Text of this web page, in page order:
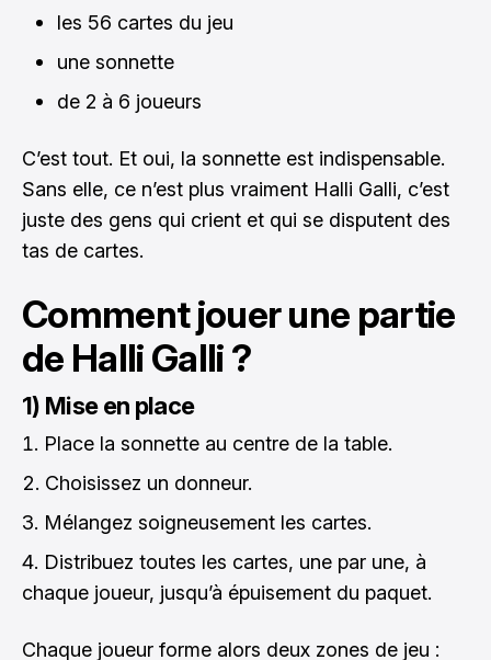
les 56 cartes du jeu
une sonnette
de 2 à 6 joueurs
C’est tout. Et oui, la sonnette est indispensable.
Sans elle, ce n’est plus vraiment Halli Galli, c’est
juste des gens qui crient et qui se disputent des
tas de cartes.
Comment jouer une partie
de Halli Galli ?
1) Mise en place
Place la sonnette au centre de la table.
Choisissez un donneur.
Mélangez soigneusement les cartes.
Distribuez toutes les cartes, une par une, à
chaque joueur, jusqu’à épuisement du paquet.
Chaque joueur forme alors deux zones de jeu :